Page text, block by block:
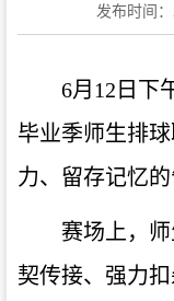
发布时间
6月12日下
毕业季师生排
力、留存记忆的
赛场上，
契传接、强力